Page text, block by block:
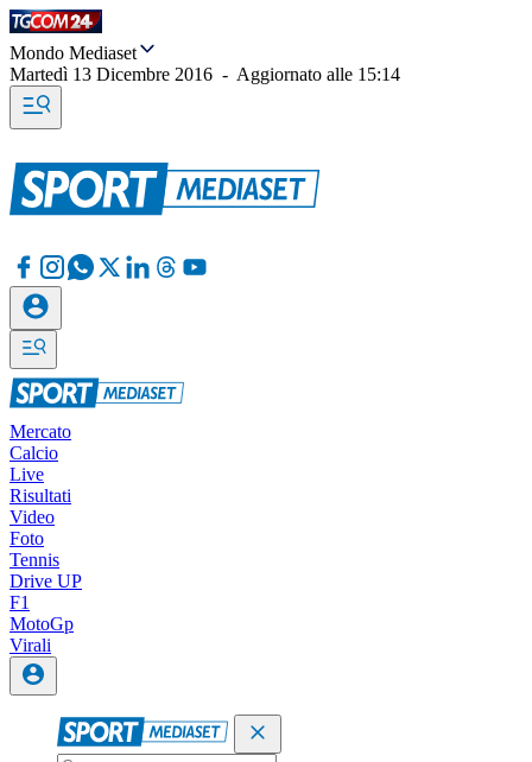
Mondo Mediaset
Martedì 13 Dicembre 2016 - Aggiornato alle 15:14
Mercato
Calcio
Live
Risultati
Video
Foto
Tennis
Drive UP
F1
MotoGp
Virali